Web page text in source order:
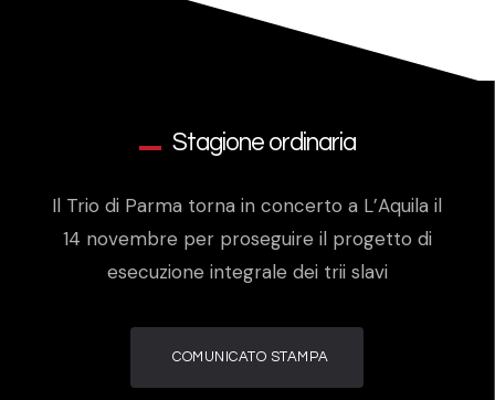
Stagione ordinaria
Il Trio di Parma torna in concerto a L’Aquila il
14 novembre per proseguire il progetto di
esecuzione integrale dei trii slavi
COMUNICATO STAMPA